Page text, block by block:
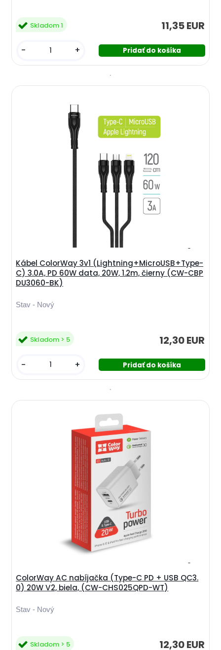
11,35 EUR
Skladom 1
- +
Kábel ColorWay 3v1 (Lightning+MicroUSB+Type-
C) 3.0A, PD 60W data, 20W, 1.2m, čierny (CW-CBP
DU3060-BK)
Stav - Nový
12,30 EUR
Skladom > 5
- +
ColorWay AC nabíjačka (Type-C PD + USB QC3.
0) 20W V2, biela, (CW-CHS025QPD-WT)
Stav - Nový
12,30 EUR
Skladom > 5